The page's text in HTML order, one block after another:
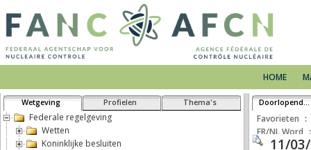
HOME
Wetgeving Profielen Thema's
Federale regelgeving
Wetten
Koninklijke besluiten
Doorlopende tekst
Favorieten
FR/NL Word